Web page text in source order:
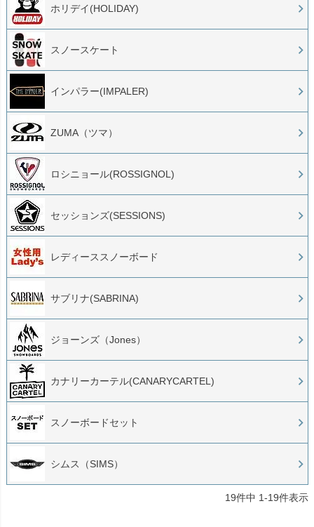
ホリデイ(HOLIDAY)
スノースケート
インパラー(IMPALER)
ZUMA（ツマ）
ロシニョール(ROSSIGNOL)
セッションズ(SESSIONS)
レディーススノーボード
サブリナ(SABRINA)
ジョーンズ（Jones）
カナリーカーテル(CANARYCARTEL)
スノーボードセット
シムス（SIMS）
19件中 1-19件表示